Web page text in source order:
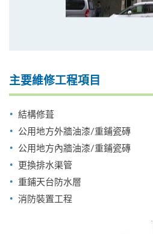
主要維修工程項目
結構修葺
公用地方外牆油漆/重鋪瓷磚
公用地方內牆油漆/重鋪瓷磚
更換排水渠管
重鋪天台防水層
消防裝置工程